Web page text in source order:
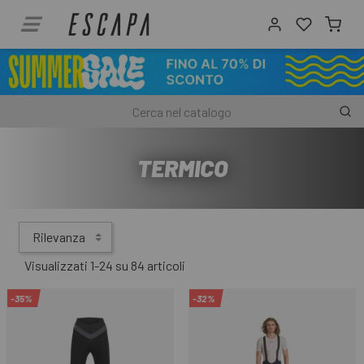
TERMICO
Rilevanza
Visualizzati 1-24 su 84 articoli
-35% -32%